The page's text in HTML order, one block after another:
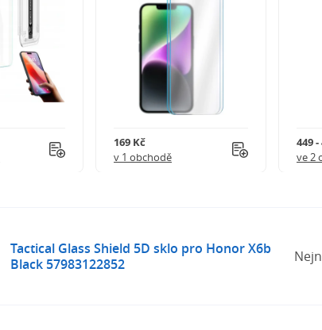
169 Kč
v 1 obchodě
449 -
ve 2
Tactical Glass Shield 5D sklo pro Honor X6b
Black 57983122852